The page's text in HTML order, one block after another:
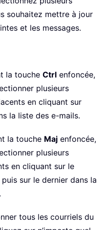
souhaitez mettre à jour
et les messages.
la touche Ctrl enfoncée,
plusieurs
en cliquant sur
la liste des e-mails.
la touche Maj enfoncée,
plusieurs
en cliquant sur le
sur le dernier dans la
tous les courriels du